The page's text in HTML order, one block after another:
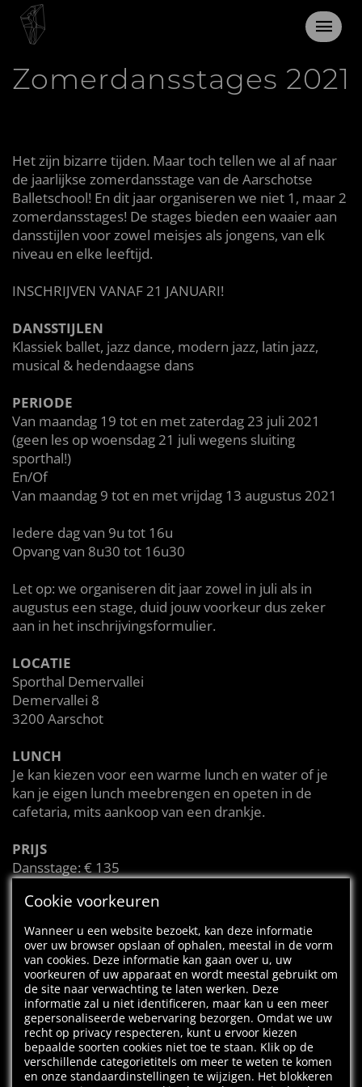
Zomerdansstages 2021
Het zijn bizarre tijden. Maar toch tellen we al af naar
de jaarlijkse zomerdansstage van de Aarschotse
Balletschool! En dit jaar organiseren we niet 1, maar 2
zomerdansstages! De stages bieden een waaier aan
dansstijlen voor zowel meisjes als jongens, van elk
niveau en elke leeftijd.
INSCHRIJVEN VANAF 21 JANUARI!
DANSSTIJLEN
Klassiek ballet, jazz dance, modern jazz, latin jazz,
musical & hedendaagse dans
PERIODE
Van maandag 19 tot en met zaterdag 23 juli 2021
(geen les op woensdag 21 juli wegens sluiting
sporthal!)
En/Of
Van maandag 9 tot en met vrijdag 13 augustus 2021
Iedere dag van 9u tot 16u
Opvang van 8u30 tot 16u30
Let op: we organiseren dit jaar zowel in juli als in
augustus een stage, duid jouw voorkeur dus zeker
aan in het inschrijvingsformulier.
LOCATIE
Sporthal Demervallei
Demervallei 8
3200 Aarschot
LUNCH
Je kan kiezen voor een warme lunch en water of je
kan je eigen lunch meebrengen en opeten in de
cafetaria, mits aankoop van een drankje.
PRIJS
Dansstage: € 135
Aparte les: € 15
DANSSTIJLEN PER LEEFTIJD
4-6j: Klassiek ballet, jazz dance, musical en animatie
7-9j: Jazz dance, klassiek ballet, modern jazz en
musical
10-12j: Modern jazz, musical showdance,
Cookie voorkeuren
Wanneer u een website bezoekt, kan deze informatie
over uw browser opslaan of ophalen, meestal in de vorm
van cookies. Deze informatie kan gaan over u, uw
voorkeuren of uw apparaat en wordt meestal gebruikt om
de site naar verwachting te laten werken. Deze
informatie zal u niet identificeren, maar kan u een meer
gepersonaliseerde webervaring bezorgen. Omdat we uw
recht op privacy respecteren, kunt u ervoor kiezen
bepaalde soorten cookies niet toe te staan. Klik op de
verschillende categorietitels om meer te weten te komen
en onze standaardinstellingen te wijzigen. Het blokkeren